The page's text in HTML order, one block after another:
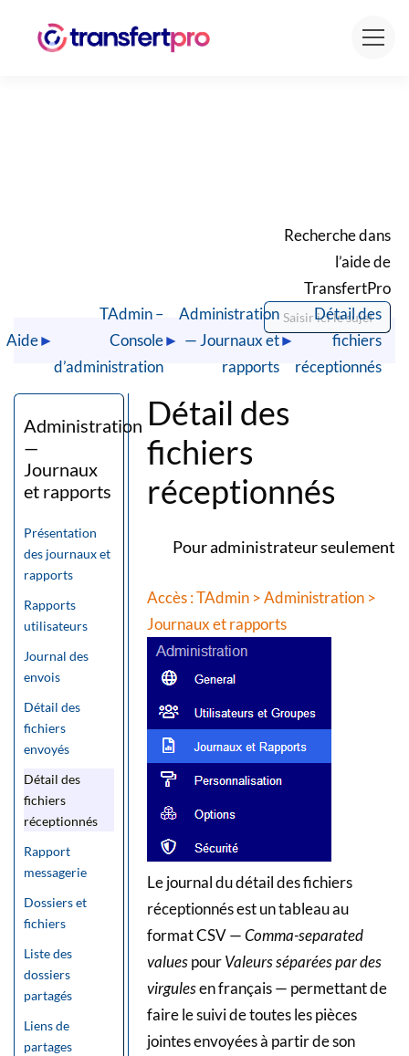
Recherche dans
l’aide de
TransfertPro
Aide►
TAdmin –
Console
d’administration
►
Administration
— Journaux et
rapports
►
Détail des
fichiers
réceptionnés
Administration
—
Journaux
et rapports
Présentation
des journaux et
rapports
Rapports
utilisateurs
Journal des
envois
Détail des
fichiers
envoyés
Détail des
fichiers
réceptionnés
Rapport
messagerie
Dossiers et
fichiers
Liste des
dossiers
partagés
Liens de
partages
Détail des
fichiers
réceptionnés
Pour administrateur seulement
Accès : TAdmin > Administration >
Journaux et rapports
Le journal du détail des fichiers
réceptionnés est un tableau au
format CSV —Comma-separated
valuespourValeurs séparées par des
virgulesen français — permettant de
faire le suivi de toutes les pièces
jointes envoyées à partir de son